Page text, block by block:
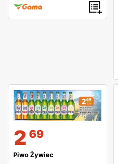
2 69
Piwo Żywiec